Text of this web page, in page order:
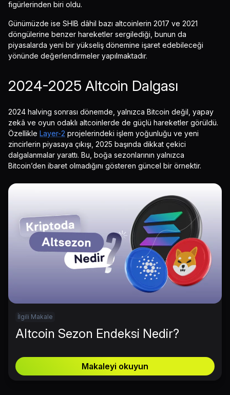
figürlerinden biri oldu.
Günümüzde ise SHIB dâhil bazı altcoinlerin 2017 ve 2021
döngülerine benzer hareketler sergilediği, bunun da
piyasalarda yeni bir yükseliş dönemine işaret edebileceği
yönünde değerlendirmeler yapılmaktadır.
2024-2025 Altcoin Dalgası
2024 halving sonrası dönemde, yalnızca Bitcoin değil, yapay
zekâ ve oyun odaklı altcoinlerde de güçlü hareketler görüldü.
Özellikle Layer-2 projelerindeki işlem yoğunluğu ve yeni
zincirlerin piyasaya çıkışı, 2025 başında dikkat çekici
dalgalanmalar yarattı. Bu, boğa sezonlarının yalnızca
Bitcoin’den ibaret olmadığını gösteren güncel bir örnektir.
İlgili Makale
Altcoin Sezon Endeksi Nedir?
Makaleyi okuyun